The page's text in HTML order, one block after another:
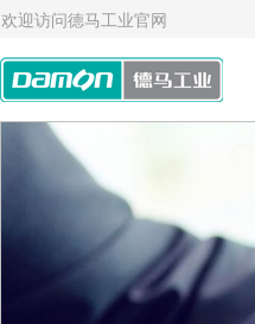
欢迎访问德马工业官网